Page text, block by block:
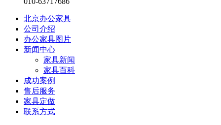
北京办公家具
公司介绍
办公家具图片
新闻中心
家具新闻
家具百科
成功案例
售后服务
家具定做
联系方式